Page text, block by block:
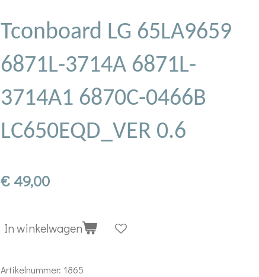
Tconboard LG 65LA9659
6871L-3714A 6871L-
3714A1 6870C-0466B
LC650EQD_VER 0.6
€ 49,00
In winkelwagen
Artikelnummer: 1865